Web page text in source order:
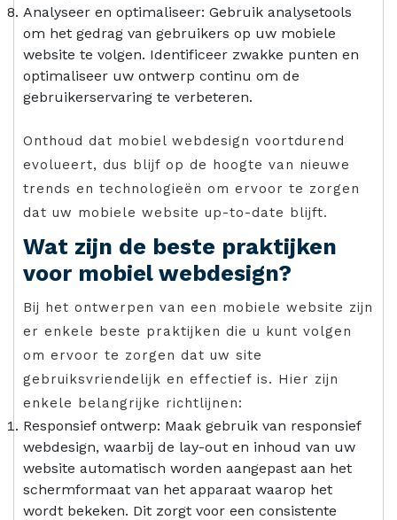
Analyseer en optimaliseer: Gebruik analysetools
om het gedrag van gebruikers op uw mobiele
website te volgen. Identificeer zwakke punten en
optimaliseer uw ontwerp continu om de
gebruikerservaring te verbeteren.
Onthoud dat mobiel webdesign voortdurend
evolueert, dus blijf op de hoogte van nieuwe
trends en technologieën om ervoor te zorgen
dat uw mobiele website up-to-date blijft.
Wat zijn de beste praktijken
voor mobiel webdesign?
Bij het ontwerpen van een mobiele website zijn
er enkele beste praktijken die u kunt volgen
om ervoor te zorgen dat uw site
gebruiksvriendelijk en effectief is. Hier zijn
enkele belangrijke richtlijnen:
Responsief ontwerp: Maak gebruik van responsief
webdesign, waarbij de lay-out en inhoud van uw
website automatisch worden aangepast aan het
schermformaat van het apparaat waarop het
wordt bekeken. Dit zorgt voor een consistente